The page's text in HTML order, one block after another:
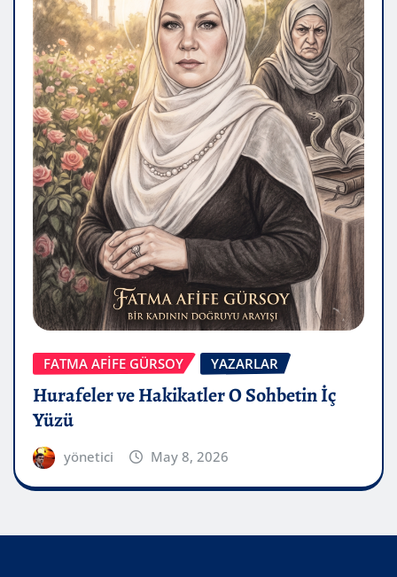
FATMA AFİFE GÜRSOY YAZARLAR
Hurafeler ve Hakikatler O Sohbetin İç
Yüzü
yönetici May 8, 2026